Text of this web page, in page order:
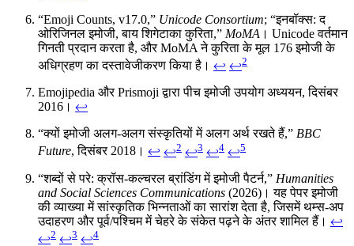
“Emoji Counts, v17.0,” Unicode Consortium; “इनबॉक्स: द
ओरिजिनल इमोजी, बाय शिगेटाका कुरिता,” MoMA । Unicode वर्तमान
गिनती प्रदान करता है, और MoMA ने कुरिता के मूल 176 इमोजी के
अधिग्रहण का दस्तावेजीकरण किया है। ↩ ↩2
Emojipedia और Prismoji द्वारा पीच इमोजी उपयोग अध्ययन, दिसंबर
2016। ↩
“क्यों इमोजी अलग-अलग संस्कृतियों में अलग अर्थ रखते हैं,” BBC
Future, दिसंबर 2018। ↩ ↩2 ↩3 ↩4 ↩5
“शब्दों से परे: क्रॉस-कल्चरल ब्रांडिंग में इमोजी पैटर्न,” Humanities
and Social Sciences Communications (2026)। यह पेपर इमोजी
की व्याख्या में सांस्कृतिक भिन्नताओं का सारांश देता है, जिसमें थम्स-अप
उदाहरण और पूर्व/पश्चिम में चेहरे के संकेत पढ़ने के अंतर शामिल हैं। ↩
↩2 ↩3 ↩4